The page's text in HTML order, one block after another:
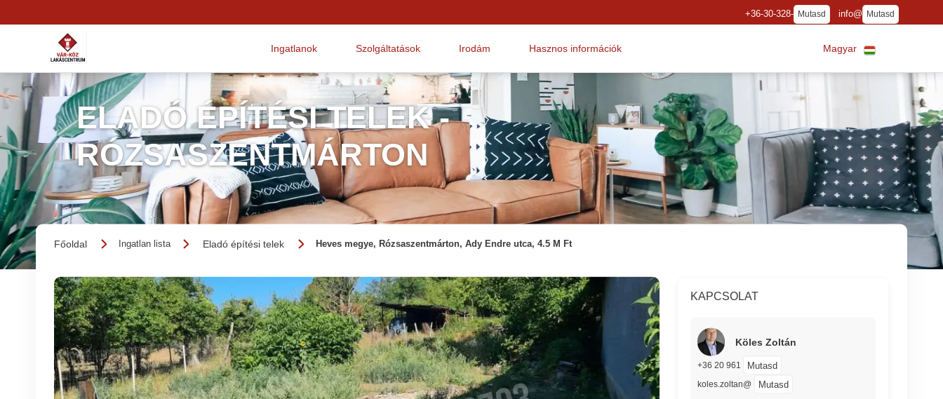
+36-30-328- Mutasd info@ Mutasd
Ingatlanok Szolgáltatások Irodám Hasznos információk Magyar
ELADÓ ÉPÍTÉSI TELEK -
RÓZSASZENTMÁRTON
Főoldal Ingatlan lista Eladó építési telek Heves megye, Rózsaszentmárton, Ady Endre utca, 4.5 M Ft
KAPCSOLAT
Köles Zoltán
+36 20 961 Mutasd
koles.zoltan@ Mutasd